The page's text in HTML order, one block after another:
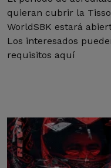
quieran cubrir la
WorldSBK estará
Los interesados
requisitos aquí